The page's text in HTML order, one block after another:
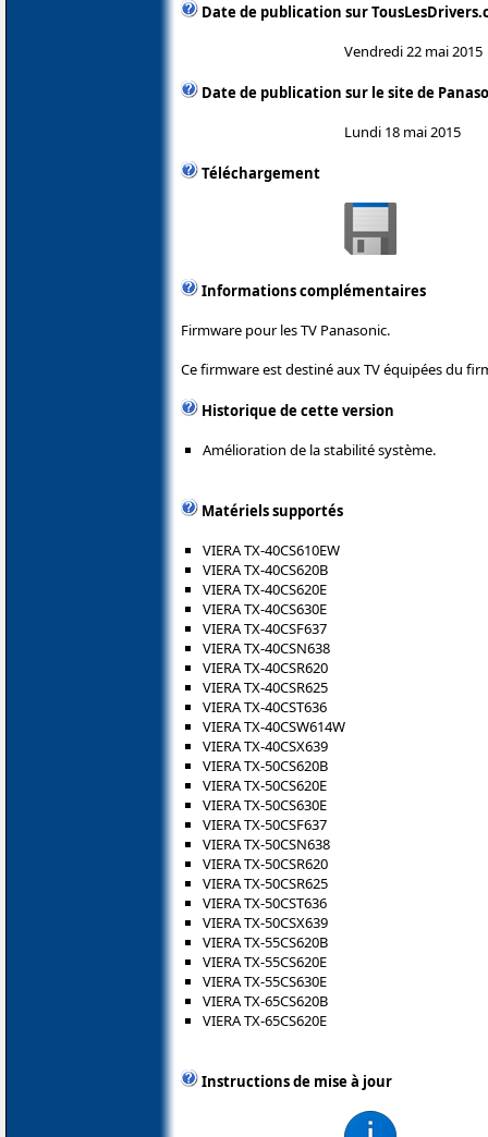
Date de publication sur
Vendredi 22 mai 2015
Date de publication sur le site de
Lundi 18 mai 2015
Téléchargement
Informations complémentaires
Firmware pour les TV Panasonic.
Ce firmware est destiné aux TV équipées du
Historique de cette version
Amélioration de la stabilité système.
Matériels supportés
VIERA TX-40CS610EW
VIERA TX-40CS620B
VIERA TX-40CS620E
VIERA TX-40CS630E
VIERA TX-40CSF637
VIERA TX-40CSN638
VIERA TX-40CSR620
VIERA TX-40CSR625
VIERA TX-40CST636
VIERA TX-40CSW614W
VIERA TX-40CSX639
VIERA TX-50CS620B
VIERA TX-50CS620E
VIERA TX-50CS630E
VIERA TX-50CSF637
VIERA TX-50CSN638
VIERA TX-50CSR620
VIERA TX-50CSR625
VIERA TX-50CST636
VIERA TX-50CSX639
VIERA TX-55CS620B
VIERA TX-55CS620E
VIERA TX-55CS630E
VIERA TX-65CS620B
VIERA TX-65CS620E
Instructions de mise à jour